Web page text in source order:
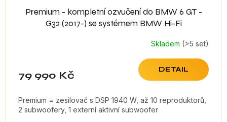
Premium - kompletní ozvučení do BMW 6 GT -
G32 (2017-) se systémem BMW Hi-Fi
Skladem (>5 set)
79 990 Kč DETAIL
Premium = zesilovač s DSP 1940 W, až 10 reproduktorů,
2 subwoofery, 1 externí aktivní subwoofer